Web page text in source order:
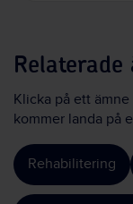
Relaterade
Klicka på ett
kommer landa på
Rehabilitering